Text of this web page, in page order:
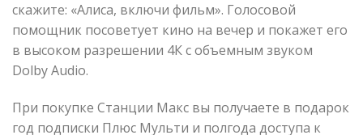
скажите: «Алиса, включи фильм». Голосовой
помощник посоветует кино на вечер и покажет его
в высоком разрешении 4К с объемным звуком
Dolby Audio.
При покупке Станции Макс вы получаете в подарок
год подписки Плюс Мульти и полгода доступа к